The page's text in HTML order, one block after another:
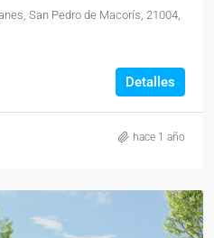
San Pedro de Macorís, 21004,
Detalles
hace 1 año